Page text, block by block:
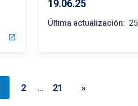
open_in_new
19.06.25
Última actualización:
2 … 21 »